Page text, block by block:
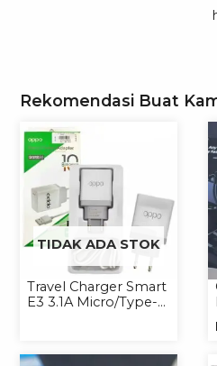
Rekomendasi Buat
TIDAK ADA STOK
Travel Charger Smart
E3 3.1A Micro/Type-C